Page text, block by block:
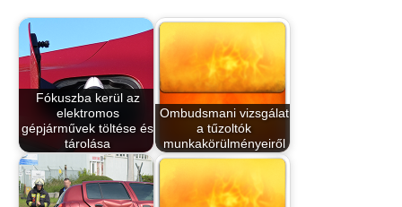
Fókuszba kerül az
elektromos
gépjárművek töltése és
tárolása
Ombudsmani vizsgálat
a tűzoltók
munkakörülményeiről